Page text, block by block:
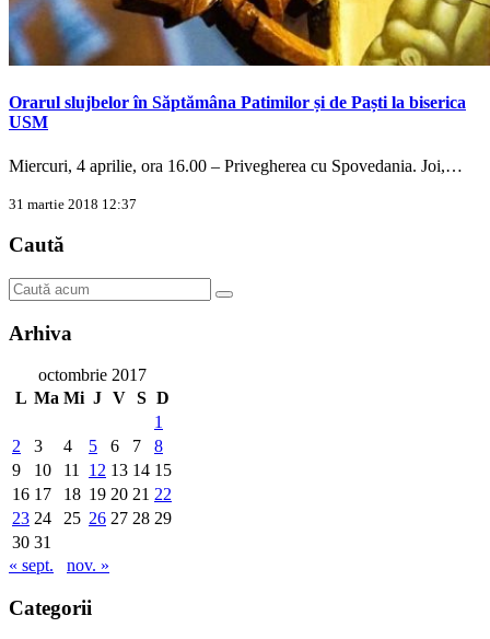
Orarul slujbelor în Săptămâna Patimilor și de Paști la biserica
USM
Miercuri, 4 aprilie, ora 16.00 – Privegherea cu Spovedania. Joi,…
31 martie 2018 12:37
Caută
Arhiva
octombrie 2017
L Ma Mi J V S D
1
2
3 4 5 6 7
8
9
10 11 12 13 14 15
16 17 18 19 20 21 22
23 24 25 26 27 28 29
30 31
« sept.
nov. »
Categorii